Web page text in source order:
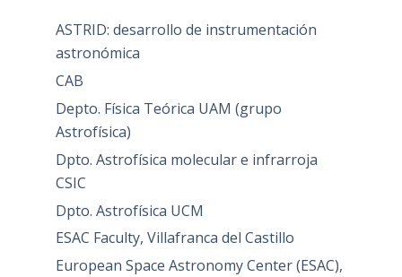
ASTRID: desarrollo de instrumentación
astronómica
CAB
Depto. Física Teórica UAM (grupo
Astrofísica)
Dpto. Astrofísica molecular e infrarroja
CSIC
Dpto. Astrofísica UCM
ESAC Faculty, Villafranca del Castillo
European Space Astronomy Center (ESAC),